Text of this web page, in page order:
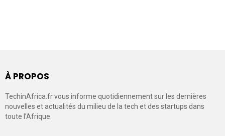
À PROPOS
TechinAfrica.fr vous informe quotidiennement sur les dernières
nouvelles et actualités du milieu de la tech et des startups dans
toute l’Afrique.